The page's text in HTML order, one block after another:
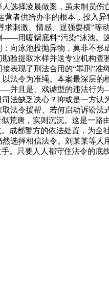
选择凌晨做案，虽未制员
者供给办事的根本，投入
刺激、情感、逞强耍横”
用暖锅底料“污染”泳池。
向泳池投抛异物，莫非不
验提取水样并送专业机构
表现了刑法合用的“罪刑”
令为准绳。本案最深层的
并且是、戏谑型的违法行
法缺乏决心？抑或是一方
法令援帮、若何启动诉讼
荒唐，实则沉沉。这是一
成都警方的依法处置，为
选择相信法令。刘某某等
。只要人人都守住法令的